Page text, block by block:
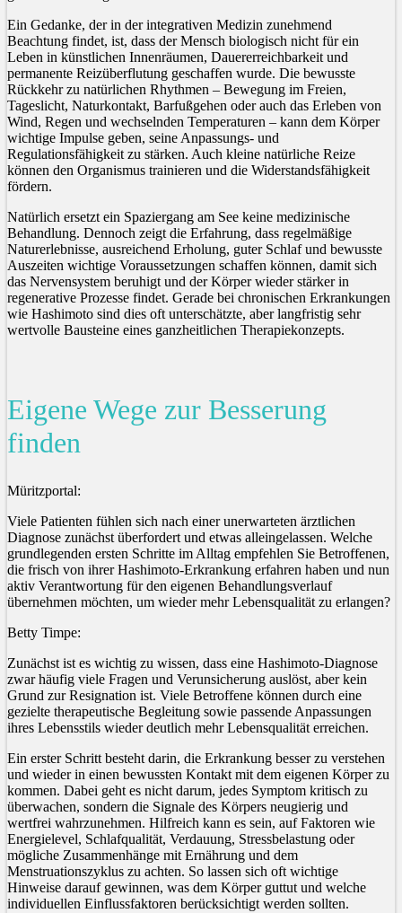
Ein Gedanke, der in der integrativen Medizin zunehmend
Beachtung findet, ist, dass der Mensch biologisch nicht für ein
Leben in künstlichen Innenräumen, Dauererreichbarkeit und
permanente Reizüberflutung geschaffen wurde. Die bewusste
Rückkehr zu natürlichen Rhythmen – Bewegung im Freien,
Tageslicht, Naturkontakt, Barfußgehen oder auch das Erleben von
Wind, Regen und wechselnden Temperaturen – kann dem Körper
wichtige Impulse geben, seine Anpassungs- und
Regulationsfähigkeit zu stärken. Auch kleine natürliche Reize
können den Organismus trainieren und die Widerstandsfähigkeit
fördern.
Natürlich ersetzt ein Spaziergang am See keine medizinische
Behandlung. Dennoch zeigt die Erfahrung, dass regelmäßige
Naturerlebnisse, ausreichend Erholung, guter Schlaf und bewusste
Auszeiten wichtige Voraussetzungen schaffen können, damit sich
das Nervensystem beruhigt und der Körper wieder stärker in
regenerative Prozesse findet. Gerade bei chronischen Erkrankungen
wie Hashimoto sind dies oft unterschätzte, aber langfristig sehr
wertvolle Bausteine eines ganzheitlichen Therapiekonzepts.
Eigene Wege zur Besserung
finden
Müritzportal:
Viele Patienten fühlen sich nach einer unerwarteten ärztlichen
Diagnose zunächst überfordert und etwas alleingelassen. Welche
grundlegenden ersten Schritte im Alltag empfehlen Sie Betroffenen,
die frisch von ihrer Hashimoto-Erkrankung erfahren haben und nun
aktiv Verantwortung für den eigenen Behandlungsverlauf
übernehmen möchten, um wieder mehr Lebensqualität zu erlangen?
Betty Timpe:
Zunächst ist es wichtig zu wissen, dass eine Hashimoto-Diagnose
zwar häufig viele Fragen und Verunsicherung auslöst, aber kein
Grund zur Resignation ist. Viele Betroffene können durch eine
gezielte therapeutische Begleitung sowie passende Anpassungen
ihres Lebensstils wieder deutlich mehr Lebensqualität erreichen.
Ein erster Schritt besteht darin, die Erkrankung besser zu verstehen
und wieder in einen bewussten Kontakt mit dem eigenen Körper zu
kommen. Dabei geht es nicht darum, jedes Symptom kritisch zu
überwachen, sondern die Signale des Körpers neugierig und
wertfrei wahrzunehmen. Hilfreich kann es sein, auf Faktoren wie
Energielevel, Schlafqualität, Verdauung, Stressbelastung oder
mögliche Zusammenhänge mit Ernährung und dem
Menstruationszyklus zu achten. So lassen sich oft wichtige
Hinweise darauf gewinnen, was dem Körper guttut und welche
individuellen Einflussfaktoren berücksichtigt werden sollten.